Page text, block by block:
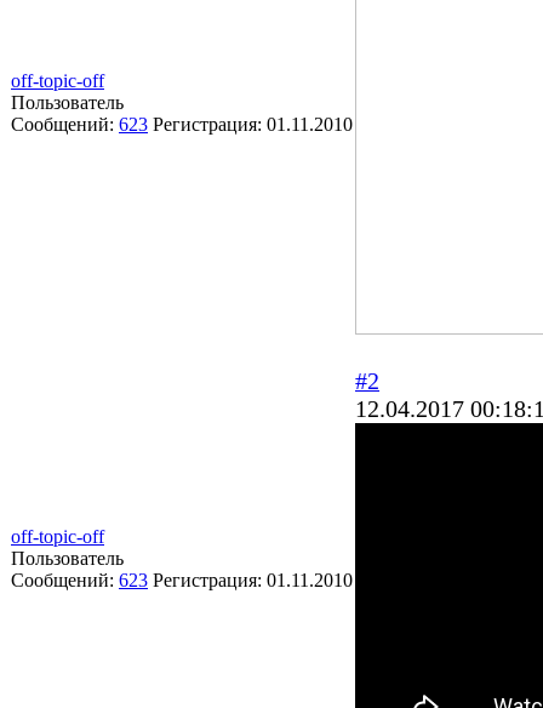
off-topic-off
Пользователь
Сообщений: 623 Регистрация: 01.11.2010
off-topic-off
Пользователь
Сообщений: 623 Регистрация: 01.11.2010
#2
12.04.2017